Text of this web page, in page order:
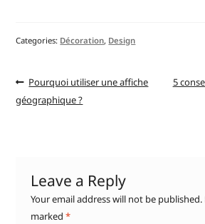
Categories: Décoration, Design
Pourquoi utiliser une affiche
géographique ?
5
Leave a Reply
Your email address will not be published.
marked*